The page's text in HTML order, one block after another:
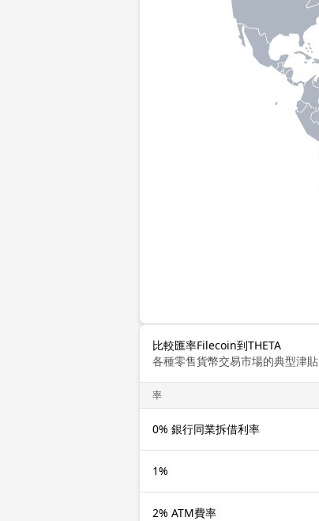
比較匯率Filecoin到THETA
各種零售貨幣交易市場的典型津貼
率
0% 銀行同業拆借利率
1%
2% ATM費率